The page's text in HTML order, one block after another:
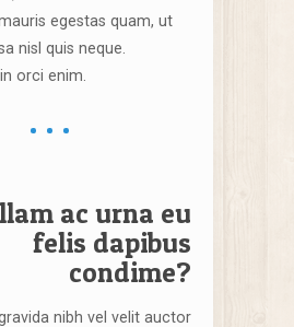
egestas quam, ut
nisl quis neque.
orci enim.
ac urna eu
felis dapibus
condime?
nibh vel velit auctor